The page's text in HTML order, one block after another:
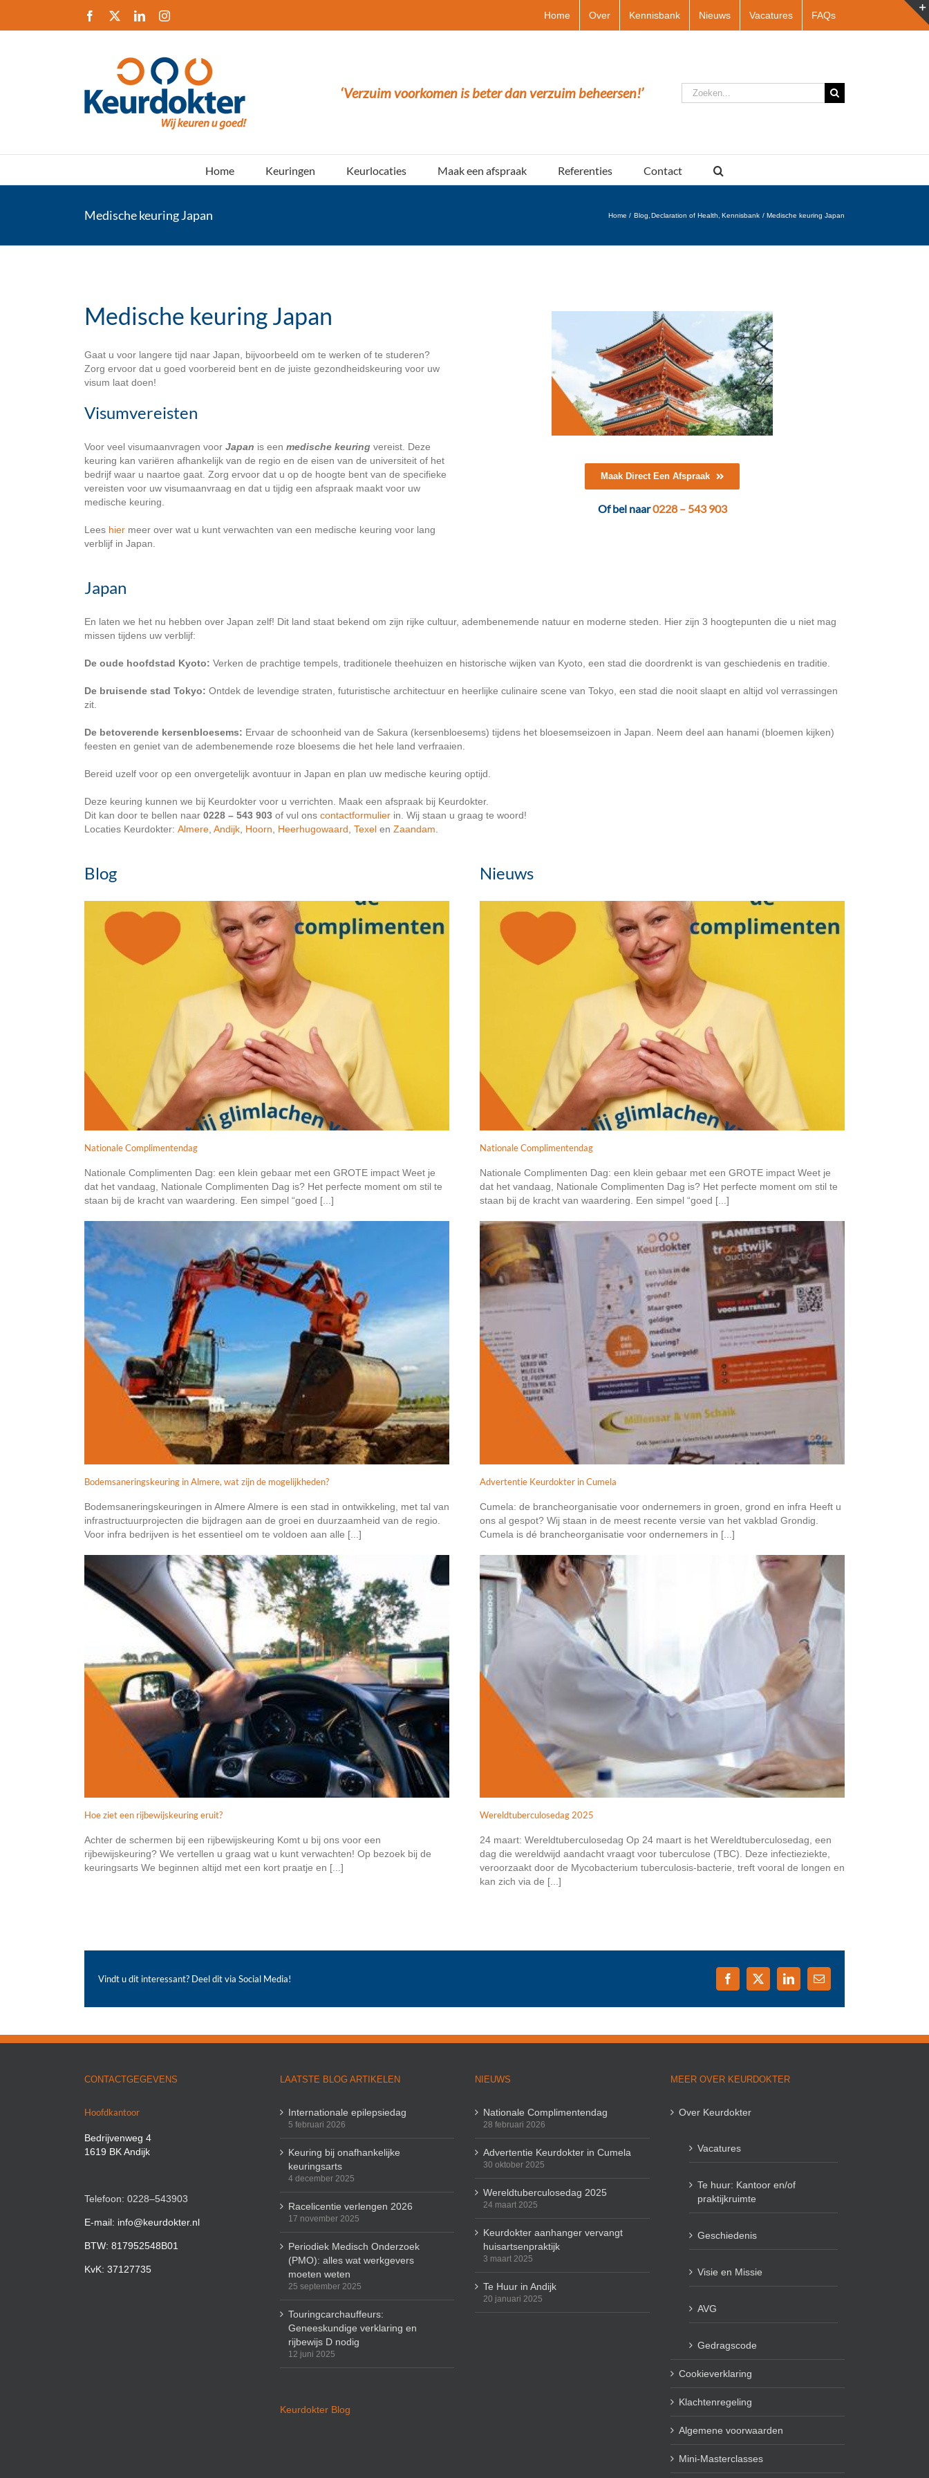
inhoud
Facebook LinkedInInstagram Home Over Kennisbank Nieuws Vacatures FAQs
‘Verzuim voorkomen is beter dan verzuim beheersen!’
Zoeken
naar:
Home Keuringen Keurlocaties Maak een afspraak Referenties Contact
Medische keuring Japan Home Blog Declaration of Health Kennisbank Medische keuring Japan
Medische keuring Japan
Gaat u voor langere tijd naar Japan, bijvoorbeeld om te werken of te studeren?
Zorg ervoor dat u goed voorbereid bent en de juiste gezondheidskeuring voor uw
visum laat doen!
Visumvereisten
Voor veel visumaanvragen voor Japan is een medische keuring vereist. Deze
keuring kan variëren afhankelijk van de regio en de eisen van de universiteit of het
bedrijf waar u naartoe gaat. Zorg ervoor dat u op de hoogte bent van de specifieke
vereisten voor uw visumaanvraag en dat u tijdig een afspraak maakt voor uw
medische keuring.
Lees hiermeer over wat u kunt verwachten van een medische keuring voor lang
verblijf in Japan.
Maak Direct Een Afspraak
Of bel naar0228 – 543 903
Japan
En laten we het nu hebben over Japan zelf! Dit land staat bekend om zijn rijke cultuur, adembenemende natuur en moderne steden. Hier zijn 3 hoogtepunten die u niet mag
missen tijdens uw verblijf:
De oude hoofdstad Kyoto: Verken de prachtige tempels, traditionele theehuizen en historische wijken van Kyoto, een stad die doordrenkt is van geschiedenis en traditie.
De bruisende stad Tokyo: Ontdek de levendige straten, futuristische architectuur en heerlijke culinaire scene van Tokyo, een stad die nooit slaapt en altijd vol verrassingen
zit.
De betoverende kersenbloesems: Ervaar de schoonheid van de Sakura (kersenbloesems) tijdens het bloesemseizoen in Japan. Neem deel aan hanami (bloemen kijken)
feesten en geniet van de adembenemende roze bloesems die het hele land verfraaien.
Bereid uzelf voor op een onvergetelijk avontuur in Japan en plan uw medische keuring optijd.
Deze keuring kunnen we bij Keurdokter voor u verrichten. Maak een afspraak bij Keurdokter.
Dit kan door te bellen naar 0228 – 543 903of vul ons contactformulierin. Wij staan u graag te woord!
Locaties Keurdokter: Almere, Andijk, Hoorn, Heerhugowaard, Texelen Zaandam.
Blog
Nationale Complimentendag
Nationale Complimenten Dag: een klein gebaar met een GROTE impact Weet je
dat het vandaag, Nationale Complimenten Dag is? Het perfecte moment om stil te
staan bij de kracht van waardering. Een simpel “goed [...]
Bodemsaneringskeuring in Almere, wat zijn de mogelijkheden?
Bodemsaneringskeuringen in Almere Almere is een stad in ontwikkeling, met tal van
infrastructuurprojecten die bijdragen aan de groei en duurzaamheid van de regio.
Voor infra bedrijven is het essentieel om te voldoen aan alle [...]
Hoe ziet een rijbewijskeuring eruit?
Achter de schermen bij een rijbewijskeuring Komt u bij ons voor een
rijbewijskeuring? We vertellen u graag wat u kunt verwachten! Op bezoek bij de
keuringsarts We beginnen altijd met een kort praatje en [...]
Nieuws
Nationale Complimentendag
Nationale Complimenten Dag: een klein gebaar met een GROTE impact Weet je
dat het vandaag, Nationale Complimenten Dag is? Het perfecte moment om stil te
staan bij de kracht van waardering. Een simpel “goed [...]
Advertentie Keurdokter in Cumela
Cumela: de brancheorganisatie voor ondernemers in groen, grond en infra Heeft u
ons al gespot? Wij staan in de meest recente versie van het vakblad Grondig.
Cumela is dé brancheorganisatie voor ondernemers in [...]
Wereldtuberculosedag 2025
24 maart: Wereldtuberculosedag Op 24 maart is het Wereldtuberculosedag, een
dag die wereldwijd aandacht vraagt voor tuberculose (TBC). Deze infectieziekte,
veroorzaakt door de Mycobacterium tuberculosis-bacterie, treft vooral de longen en
kan zich via de [...]
Vindt u dit interessant? Deel dit via Social Media! Facebook
X LinkedIn
E-
mail
CONTACTGEGEVENS
Hoofdkantoor
Bedrijvenweg 4
1619 BK Andijk
Telefoon: 0228–543903
E-mail: info@keurdokter.nl
BTW: 817952548B01
KvK: 37127735
LAATSTE BLOG ARTIKELEN
Internationale epilepsiedag
5 februari 2026
Keuring bij onafhankelijke
keuringsarts
4 december 2025
Racelicentie verlengen 2026
17 november 2025
Periodiek Medisch Onderzoek
(PMO): alles wat werkgevers
moeten weten
25 september 2025
Touringcarchauffeurs:
Geneeskundige verklaring en
rijbewijs D nodig
12 juni 2025
Keurdokter Blog
NIEUWS
Nationale Complimentendag
28 februari 2026
Advertentie Keurdokter in Cumela
30 oktober 2025
Wereldtuberculosedag 2025
24 maart 2025
Keurdokter aanhanger vervangt
huisartsenpraktijk
3 maart 2025
Te Huur in Andijk
20 januari 2025
MEER OVER KEURDOKTER
Over Keurdokter
Vacatures
Te huur: Kantoor en/of
praktijkruimte
Geschiedenis
Visie en Missie
AVG
Gedragscode
Cookieverklaring
Klachtenregeling
Algemene voorwaarden
Mini-Masterclasses